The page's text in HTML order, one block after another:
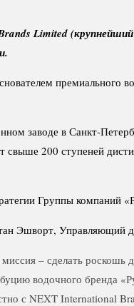
Limited
заводе в Санкт-
200 ступеней
Группы компаний
Эшворт, Управляющий
– сделать роскошь
водочного бренда
с NEXT International